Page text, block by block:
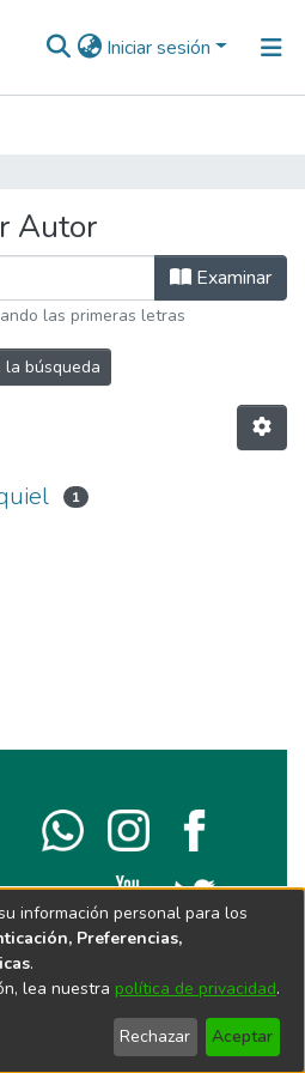
Iniciar sesión
Autor
Examinar
las primeras letras
búsqueda
1
información personal para los
Preferencias,
.
lea nuestra política de privacidad.
Rechazar Aceptar